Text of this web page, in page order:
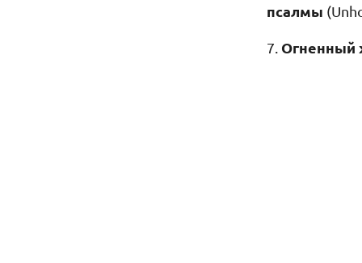
псалмы
7. Огненный